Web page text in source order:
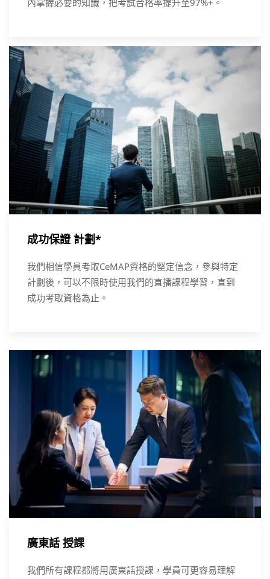
內掌握必要的知識，把考試合格率提升至97%+。
成功保證 計劃*
我們相信學員考取CeMAP資格的堅定信念，參與特定
計劃後，可以不限時使用我們的直播課程學習，直到
成功考取資格為止。
廣東話 授課
我們所有課程都將用廣東話授課，學員可更容易理解